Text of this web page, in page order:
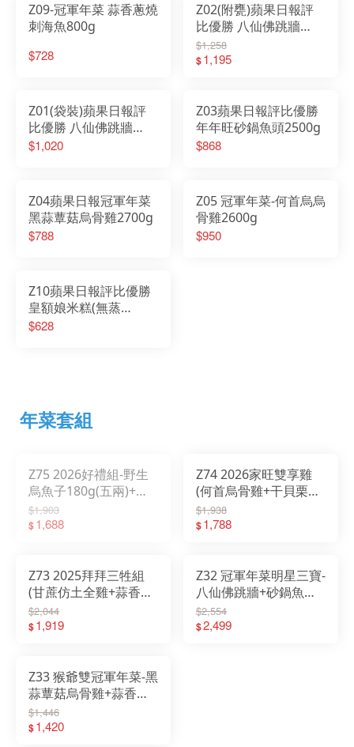
Z09-冠軍年菜 蒜香蔥燒
刺海魚800g
$728
Z02(附甕)蘋果日報評
比優勝 八仙佛跳牆
2500g
$1,258
$1,195
Z01(袋裝)蘋果日報評
比優勝 八仙佛跳牆
2500g-東森新聞年菜專
$1,020
Z03蘋果日報評比優勝
年年旺砂鍋魚頭2500g
$868
Z04蘋果日報冠軍年菜
黑蒜蕈菇烏骨雞2700g
$788
Z05 冠軍年菜-何首烏烏
骨雞2600g
$950
Z10蘋果日報評比優勝
皇額娘米糕(無蒸
籠)1200g
$628
年菜套組
Z75 2026好禮組-野生
烏魚子180g(五兩)+廣
式臘腸250g +精美提袋
$1,903
$1,688
Z74 2026家旺雙享雞
(何首烏骨雞+干貝栗子
雞)
$1,938
$1,788
Z73 2025拜拜三牲組
(甘蔗仿土全雞+蒜香蔥
燒刺海魚+古味燒肉)
$2,044
$1,919
Z32 冠軍年菜明星三寶-
八仙佛跳牆+砂鍋魚頭
+黑蒜蕈菇烏骨雞
$2,554
$2,499
Z33 猴爺雙冠軍年菜-黑
蒜蕈菇烏骨雞+蒜香蔥
燒刺海魚
$1,446
$1,420